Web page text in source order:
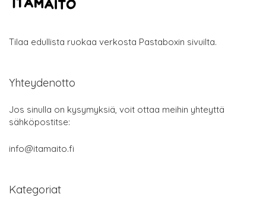
Tilaa edullista ruokaa verkosta Pastaboxin sivuilta.
Yhteydenotto
Jos sinulla on kysymyksiä, voit ottaa meihin yhteyttä
sähköpostitse:
info@itamaito.fi
Kategoriat